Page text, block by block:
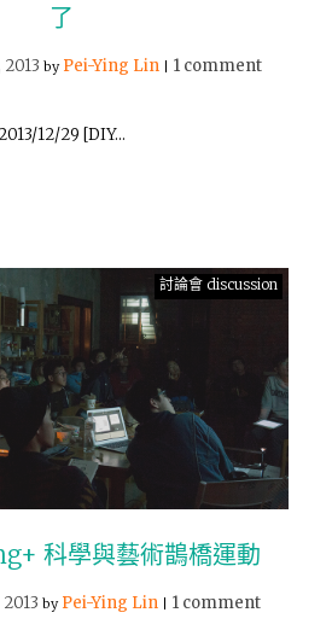
了
2013 by Pei-Ying Lin 1 comment
2013/12/29 [DIY…
討論會 discussion
科學與藝術鵲橋運動
2013 by Pei-Ying Lin 1 comment